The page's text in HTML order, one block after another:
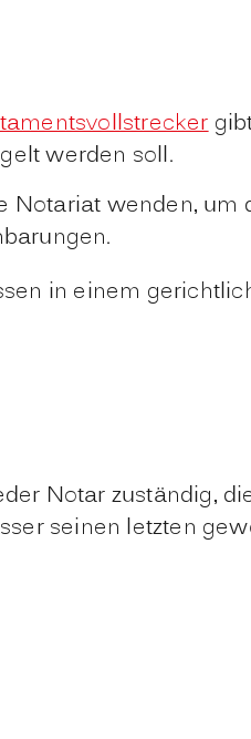
werden soll.
wenden,
in einem
Notar zuständig,
seinen letzten